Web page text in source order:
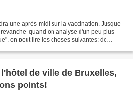
une après-midi sur la vaccination. Jusque
quand on analyse d'un peu plus
on peut lire les choses suivantes: de
l'hôtel de ville de Bruxelles,
points!